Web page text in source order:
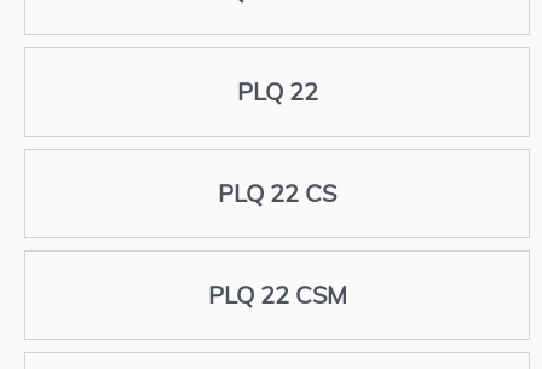
PLQ 22
PLQ 22 CS
PLQ 22 CSM